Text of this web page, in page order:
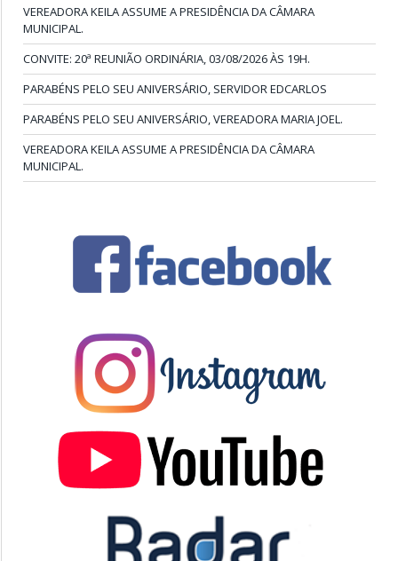
VEREADORA KEILA ASSUME A PRESIDÊNCIA DA CÂMARA
MUNICIPAL.
CONVITE: 20ª REUNIÃO ORDINÁRIA, 03/08/2026 ÀS 19H.
PARABÉNS PELO SEU ANIVERSÁRIO, SERVIDOR EDCARLOS
PARABÉNS PELO SEU ANIVERSÁRIO, VEREADORA MARIA JOEL.
VEREADORA KEILA ASSUME A PRESIDÊNCIA DA CÂMARA
MUNICIPAL.